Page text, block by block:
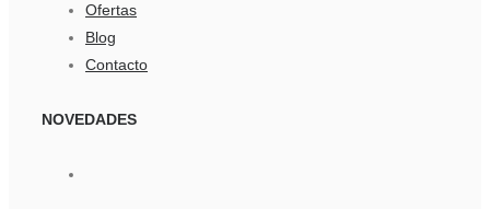
Ofertas
Blog
Contacto
NOVEDADES